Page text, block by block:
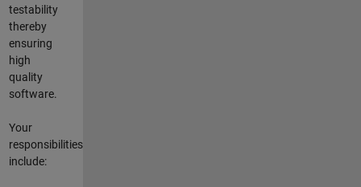
testability
thereby
ensuring
high
quality
software.
Your
responsibilities
include: